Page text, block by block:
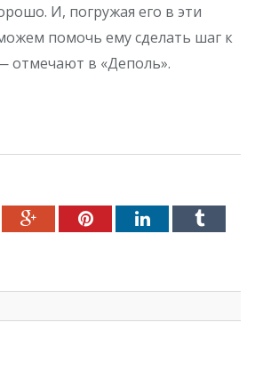
И, погружая его в эти
помочь ему сделать шаг к
отмечают в «Деполь».
Google+PinterestLinkedInTumblr